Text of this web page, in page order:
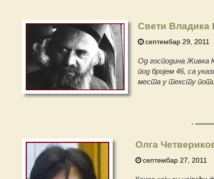
Свети Владика
септембар 29, 2011
Од господина Живка
под бројем 46, са
места у тексту
Олга
септембар 27, 2011